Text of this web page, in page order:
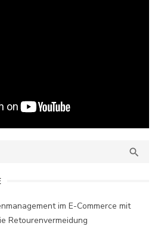

im E-Commerce mit
Retourenvermeidung